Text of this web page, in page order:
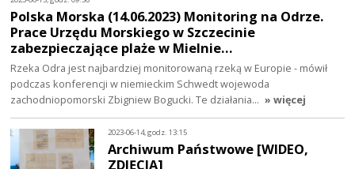
Polska Morska (14.06.2023) Monitoring na Odrze.
Prace Urzędu Morskiego w Szczecinie
zabezpieczające plaże w Mielnie…
Rzeka Odra jest najbardziej monitorowaną rzeką w Europie - mówił
podczas konferencji w niemieckim Schwedt wojewoda
zachodniopomorski Zbigniew Bogucki. Te działania… » więcej
2023-06-14, godz. 13:15
Archiwum Państwowe [WIDEO,
ZDJĘCIA]